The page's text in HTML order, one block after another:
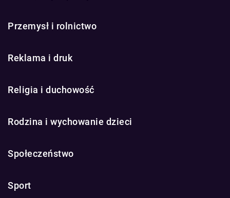
Przemysł i rolnictwo
Reklama i druk
Religia i duchowość
Rodzina i wychowanie dzieci
Społeczeństwo
Sport